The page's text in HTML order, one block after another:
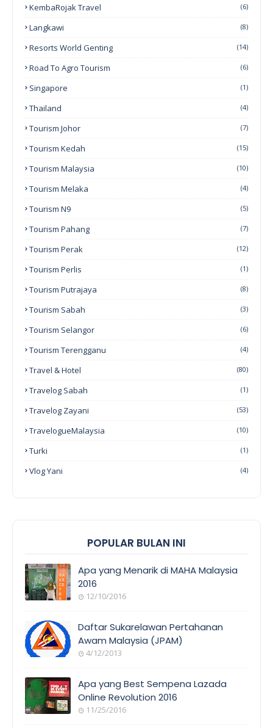
KembaRojak Travel (6)
Langkawi (8)
Resorts World Genting (14)
Road To Agro Tourism (6)
Singapore (1)
Thailand (4)
Tourism Johor (7)
Tourism Kedah (15)
Tourism Malaysia (10)
Tourism Melaka (4)
Tourism N9 (5)
Tourism Pahang (7)
Tourism Perak (12)
Tourism Perlis (1)
Tourism Putrajaya (8)
Tourism Sabah (3)
Tourism Selangor (6)
Tourism Terengganu (4)
Travel & Hotel (80)
Travelog Sabah (1)
Travelog Zayani (53)
TravelogueMalaysia (10)
Turki (1)
Vlog Yani (4)
POPULAR BULAN INI
COVERAGE
Apa yang Menarik di MAHA Malaysia
2016
12/10/2016
AWAM
Daftar Sukarelawan Pertahanan
Awam Malaysia (JPAM)
4/12/2013
Apa yang Best Sempena Lazada
Online Revolution 2016
11/25/2016